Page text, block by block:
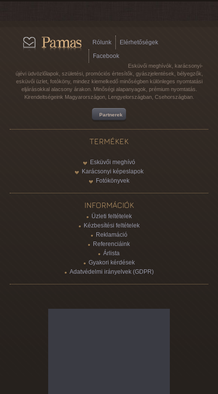
Rólunk
Elérhetőségek
Facebook
Esküvői meghívók, karácsonyi-
újévi üdvözlőlapok, születési, promóciós értesítők, gyászjelentések, bélyegzők,
esküvői üzlet, fotóköny, mindez kiemelkedő minőségben különleges nyomtatási
eljárásokkal alacsony árakon. Minőségi alapanyagok, prémium nyomtatás.
Kirendeltségeink Magyarországon, Lengyelországban, Csehországban.
Partnerek
TERMÉKEK
Esküvői meghívó
Karácsonyi képeslapok
Fotókönyvek
INFORMÁCIÓK
Üzleti feltételek
Kézbesítési feltételek
Reklamáció
Referenciáink
Árlista
Gyakori kérdések
Adatvédelmi irányelvek (GDPR)